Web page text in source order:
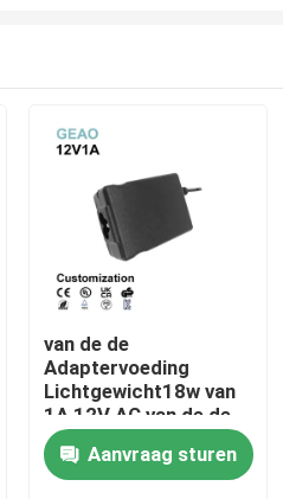
van de de
Adaptervoeding
Lichtgewicht18w van
1A 12V AC van de de
Machtsadapter de
Desktopfcc
Aanvraag sturen